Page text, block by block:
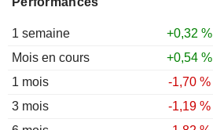
1 semaine
+0,32 %
Mois en cours
+0,54 %
1 mois
-1,70 %
3 mois
-1,19 %